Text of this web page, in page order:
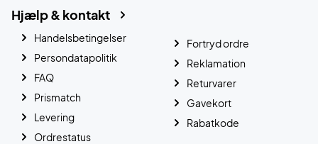
Hjælp & kontakt
Handelsbetingelser
Persondatapolitik
FAQ
Prismatch
Levering
Ordrestatus
Fortryd ordre
Reklamation
Returvarer
Gavekort
Rabatkode